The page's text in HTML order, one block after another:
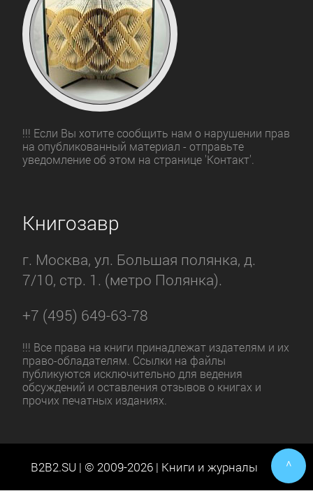
!!! Если Вы хотите сообщить нам о нарушении прав
на опубликованный материал - отправьте
уведомление об этом на странице 'Контакт'.
Книгозавр
г. Москва, ул. Большая полянка, д.
7/10, стр. 1. (метро Полянка).
+7 (495) 649-63-78
!!! Все права на книги принадлежат издателям и их
право-обладателям. Ссылки на файлы
публикуются исключительно для ведения
обсуждений и оставления отзывов о книгах и
прочих печатных изданиях.
B2B2.SU | © 2009-2026 | Книги и журналы ^